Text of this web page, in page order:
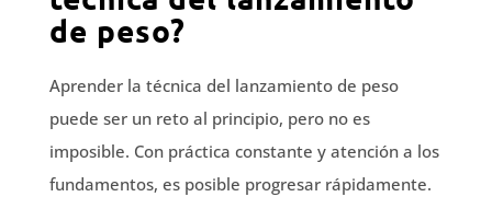
de peso?
Aprender la técnica del lanzamiento de peso
puede ser un reto al principio, pero no es
imposible. Con práctica constante y atención a los
fundamentos, es posible progresar rápidamente.